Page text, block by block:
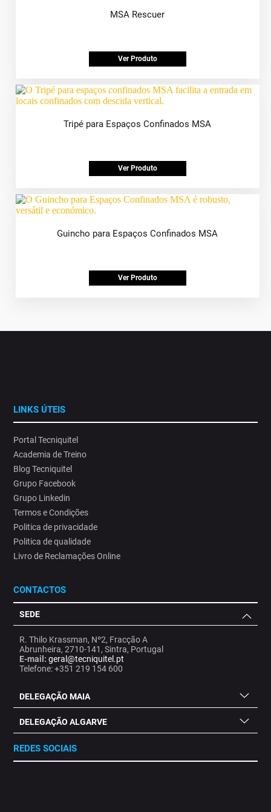
MSA Rescuer
Ver Produto
Tripé para Espaços Confinados MSA
Ver Produto
Guincho para Espaços Confinados MSA
Ver Produto
LINKS ÚTEIS
Portal Tecniquitel
Academia de Treino
Blog Tecniquitel
Grupo Facebook
Grupo Linkedin
Termos e Condições
Politica de privacidade
Politica de qualidade
Livro de Reclamações Online
CONTACTOS
SEDE
R. Thilo Krassman, Nº2, Fracção A
Abrunheira, 2710-141, Sintra, Portugal
E-mail: geral@tecniquitel.pt
Telefone: +351 219 154 600
DELEGAÇÃO MAIA
DELEGAÇÃO ALGARVE
REDES SOCIAIS